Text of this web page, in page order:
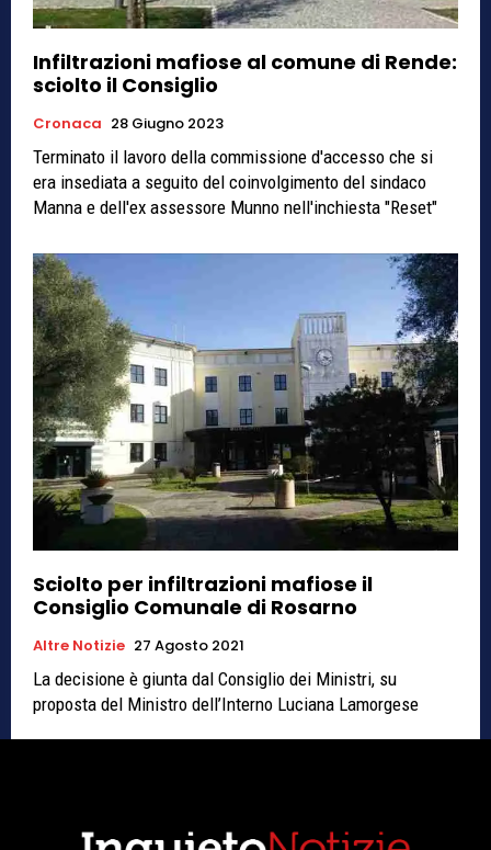
Infiltrazioni mafiose al comune di Rende:
sciolto il Consiglio
Cronaca 28 Giugno 2023
Terminato il lavoro della commissione d'accesso che si
era insediata a seguito del coinvolgimento del sindaco
Manna e dell'ex assessore Munno nell'inchiesta "Reset"
Sciolto per infiltrazioni mafiose il
Consiglio Comunale di Rosarno
Altre Notizie 27 Agosto 2021
La decisione è giunta dal Consiglio dei Ministri, su
proposta del Ministro dell’Interno Luciana Lamorgese